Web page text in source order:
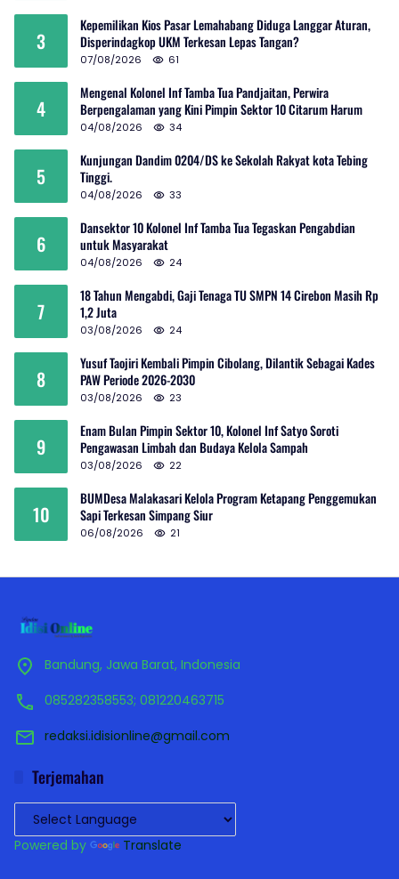
3
Kepemilikan Kios Pasar Lemahabang Diduga Langgar Aturan,
Disperindagkop UKM Terkesan Lepas Tangan?
07/08/2026 61
4
Mengenal Kolonel Inf Tamba Tua Pandjaitan, Perwira
Berpengalaman yang Kini Pimpin Sektor 10 Citarum Harum
04/08/2026 34
5
Kunjungan Dandim 0204/DS ke Sekolah Rakyat kota Tebing
Tinggi.
04/08/2026 33
6
Dansektor 10 Kolonel Inf Tamba Tua Tegaskan Pengabdian
untuk Masyarakat
04/08/2026 24
7
18 Tahun Mengabdi, Gaji Tenaga TU SMPN 14 Cirebon Masih Rp
1,2 Juta
03/08/2026 24
8
Yusuf Taojiri Kembali Pimpin Cibolang, Dilantik Sebagai Kades
PAW Periode 2026-2030
03/08/2026 23
9
Enam Bulan Pimpin Sektor 10, Kolonel Inf Satyo Soroti
Pengawasan Limbah dan Budaya Kelola Sampah
03/08/2026 22
10
BUMDesa Malakasari Kelola Program Ketapang Penggemukan
Sapi Terkesan Simpang Siur
06/08/2026 21
Bandung, Jawa Barat, Indonesia
085282358553; 081220463715
redaksi.idisionline@gmail.com
Terjemahan
Powered by Translate